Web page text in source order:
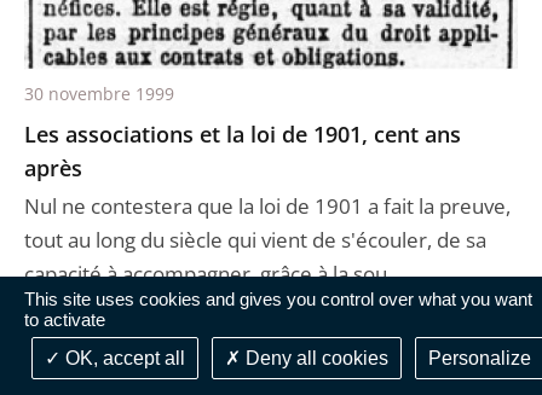
This site uses cookies and gives you control over what you want
to activate
OK, accept all
Deny all cookies Personalize
Les associations et la loi de 1901, cent ans
après
Nul ne contestera que la loi de 1901 a fait la preuve,
tout au long du siècle qui vient de s'écouler, de sa
capacité à accompagner, grâce à la sou ...
30 novembre 1999